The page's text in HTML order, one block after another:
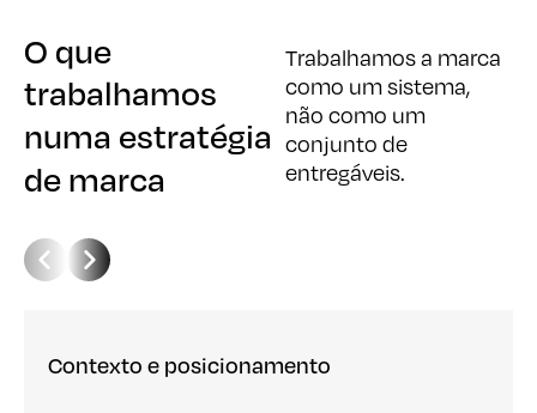
O que
O que
trabalhamos
trabalhamos
numa estratégia
numa estratégia
de marca
de marca
Trabalhamos a marca
como um sistema,
não como um
conjunto de
entregáveis.
Contexto e posicionamento